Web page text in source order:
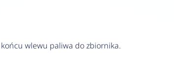
wlewu paliwa do zbiornika.